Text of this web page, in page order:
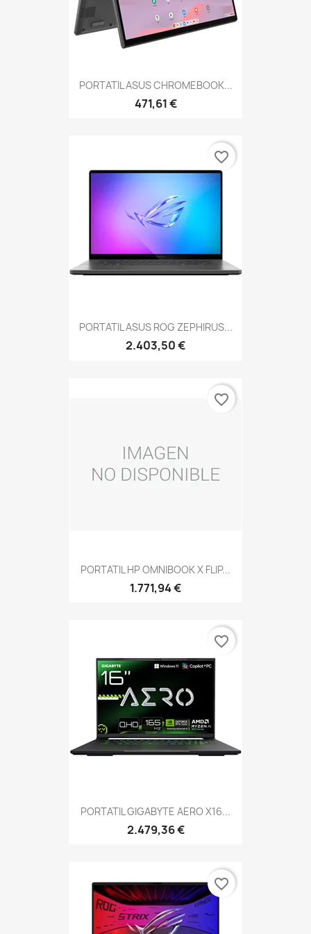
PORTATIL ASUS CHROMEBOOK...
471,61 €
PORTATIL ASUS ROG ZEPHIRUS...
2.403,50 €
favorite_border
PORTATIL HP OMNIBOOK X FLIP...
1.771,94 €
favorite_border
PORTATIL GIGABYTE AERO X16...
2.479,36 €
favorite_border
favorite_border